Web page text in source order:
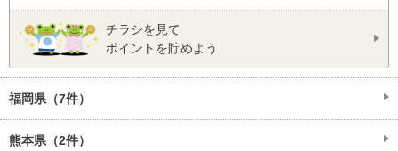
チラシを見て
ポイントを貯めよう
福岡県（7件）
熊本県（2件）